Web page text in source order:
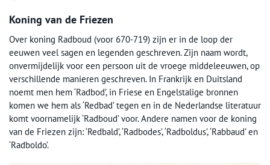
Koning van de Friezen
Over koning Radboud (voor 670-719) zijn er in de loop der
eeuwen veel sagen en legenden geschreven. Zijn naam wordt,
onvermijdelijk voor een persoon uit de vroege middeleeuwen, op
verschillende manieren geschreven. In Frankrijk en Duitsland
noemt men hem ‘Radbod’, in Friese en Engelstalige bronnen
komen we hem als ‘Redbad’ tegen en in de Nederlandse literatuur
komt voornamelijk ‘Radboud’ voor. Andere namen voor de koning
van de Friezen zijn: ‘Redbald’, ‘Radbodes’, ‘Radboldus’, ‘Rabbaud’ en
‘Radboldo’.